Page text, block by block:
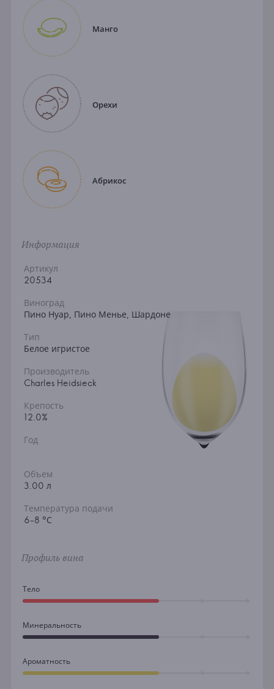
Манго
Орехи
Абрикос
Информация
Артикул
20534
Виноград
Пино Нуар, Пино Менье, Шардоне
Тип
Белое игристое
Производитель
Charles Heidsieck
Крепость
12.0%
Год
Объем
3.00 л
Температура подачи
6-8 °С
Профиль вина
Тело
Минеральность
Ароматность